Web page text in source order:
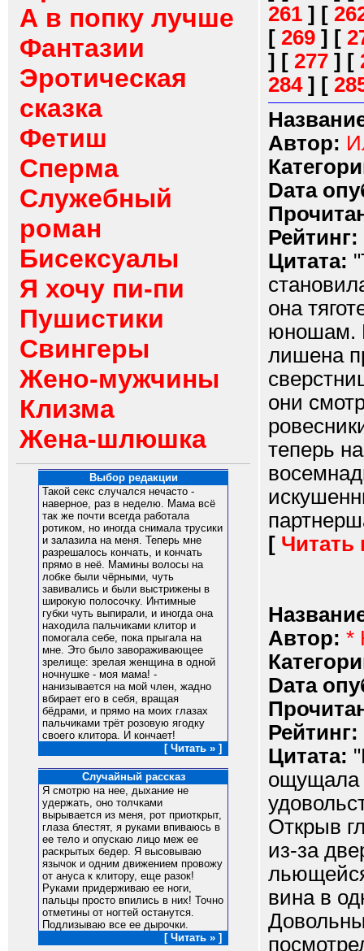
А в попку лучше
Фантазии
Эротическая
сказка
Фетиш
Сперма
Служебный
роман
Бисексуалы
Я хочу пи-пи
Пушистики
Свингеры
Жено-мужчины
Клизма
Жена-шлюшка
Выбор редакции
Такой секс случался нечасто -
наверное, раз в неделю. Мама всё
так же почти всегда работала
ротиком, но иногда снимала трусики
и залазила на меня. Теперь мне
разрешалось кончать, и кончать
прямо в неё. Мамины волосы на
лобке были чёрными, чуть
завивались и были выстрижены в
широкую полосочку. Интимные
губки чуть выпирали, и иногда она
находила пальчиками клитор и
помогала себе, пока прыгала на
мне. Это было завораживающее
зрелище: зрелая женщина в одной
ночнушке - моя мама! -
нанизывается на мой член, жадно
вбирает его в себя, вращая
бёдрами, и прямо на моих глазах
пальчиками трёт розовую ягодку
своего клитора. И кончает!
[ Читать » ]
Случайный рассказ
Я смотрю на нее, дыхание не
удержать, оно толчками
вырывается из меня, рот приоткрыт,
глаза блестят, я руками впиваюсь в
ее тело и опускаю лицо меж ее
раскрытых бедер. Я высовываю
язычок и одним движением провожу
от ануса к клитору, еще разок!
Руками придерживаю ее ноги,
пальцы просто впились в них! Точно
отметины от ногтей останутся.
Подлизываю все ее дырочки.
[ Читать » ]
261 ] [
[ 269 ] [
] [ 277 ] [
284] [
Автор:
Dата
Рейтинг:
Цитата:
она
юношам.
лишена
они
теперь
[ Читать
Автор: *
Dата
Рейтинг:
Цитата:
ощущала
Открыв
из-за
вина в